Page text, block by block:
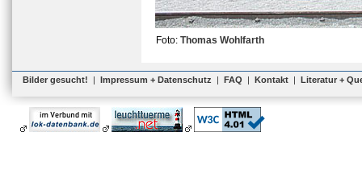
Foto: Thomas Wohlfarth
Bilder gesucht! | Impressum + Datenschutz | FAQ | Kontakt | Literatur +